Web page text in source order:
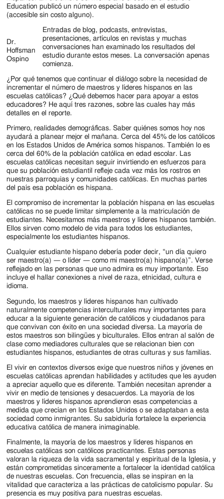
Education publicó un número especial basado en el estudio
(accesible sin costo alguno).
Dr.
Hoffsman
Ospino
Entradas de blog, podcasts, entrevistas,
presentaciones, artículos en revistas y muchas
conversaciones han examinado los resultados del
estudio durante estos meses. La conversación apenas
comienza.
¿Por qué tenemos que continuar el diálogo sobre la necesidad de
incrementar el número de maestros y líderes hispanos en las
escuelas católicas? ¿Qué debemos hacer para apoyar a estos
educadores? He aquí tres razones, sobre las cuales hay más
detalles en el reporte.
Primero, realidades demográficas. Saber quiénes somos hoy nos
ayudará a planear mejor el mañana. Cerca del 45% de los católicos
en los Estados Unidos de América somos hispanos. También lo es
cerca del 60% de la población católica en edad escolar. Las
escuelas católicas necesitan seguir invirtiendo en esfuerzos para
que su población estudiantil refleje cada vez más los rostros en
nuestras parroquias y comunidades católicas. En muchas partes
del país esa población es hispana.
El compromiso de incrementar la población hispana en las escuelas
católicas no se puede limitar simplemente a la matriculación de
estudiantes. Necesitamos más maestros y líderes hispanos también.
Ellos sirven como modelo de vida para todos los estudiantes,
especialmente los estudiantes hispanos.
Cualquier estudiante hispano debería poder decir, “un día quiero
ser maestro(a) — o líder — como mi maestro(a) hispano(a)”. Verse
reflejado en las personas que uno admira es muy importante. Eso
incluye el hallar conexiones a nivel de raza, etnicidad, cultura e
idioma.
Segundo, los maestros y líderes hispanos han cultivado
naturalmente competencias interculturales muy importantes para
educar a la siguiente generación de católicos y ciudadanos para
que convivan con éxito en una sociedad diversa. La mayoría de
estos maestros son bilingües y biculturales. Ellos entran al salón de
clase como mediadores culturales que se relacionan bien con
estudiantes hispanos, estudiantes de otras culturas y sus familias.
El vivir en contextos diversos exige que nuestros niños y jóvenes en
escuelas católicas aprendan habilidades y actitudes que les ayuden
a apreciar aquello que es diferente. También necesitan aprender a
vivir en medio de tensiones y desacuerdos. La mayoría de los
maestros y líderes hispanos aprendieron esas competencias a
medida que crecían en los Estados Unidos o se adaptaban a esta
sociedad como inmigrantes. Su sabiduría fortalece la experiencia
educativa católica de manera inimaginable.
Finalmente, la mayoría de los maestros y líderes hispanos en
escuelas católicas son católicos practicantes. Estas personas
valoran la riqueza de la vida sacramental y espiritual de la Iglesia, y
están comprometidas sinceramente a fortalecer la identidad católica
de nuestras escuelas. Con frecuencia, ellas se inspiran en la
vitalidad que caracteriza a las prácticas de catolicismo popular. Su
presencia es muy positiva para nuestras escuelas.